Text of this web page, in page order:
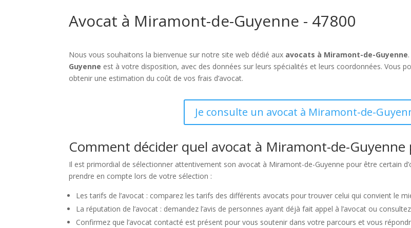
Avocat à Miramont-de-Guyenne - 47800
Nous vous souhaitons la bienvenue sur notre site web dédié aux avocats à Miramont-de-Guyenne
Guyenne est à votre disposition, avec des données sur leurs spécialités et leurs coordonnées. Vous
obtenir une estimation du coût de vos frais d’avocat.
Je consulte un avocat à Miramont-de-
Comment décider quel avocat à Miramont-de-Guyenne
Il est primordial de sélectionner attentivement son avocat à Miramont-de-Guyenne pour être certain
prendre en compte lors de votre sélection :
Les tarifs de l’avocat : comparez les tarifs des différents avocats pour trouver celui qui convient le
La réputation de l’avocat : demandez l’avis de personnes ayant déjà fait appel à l’avocat ou
Confirmez que l’avocat contacté est présent pour vous soutenir dans votre parcours et vous